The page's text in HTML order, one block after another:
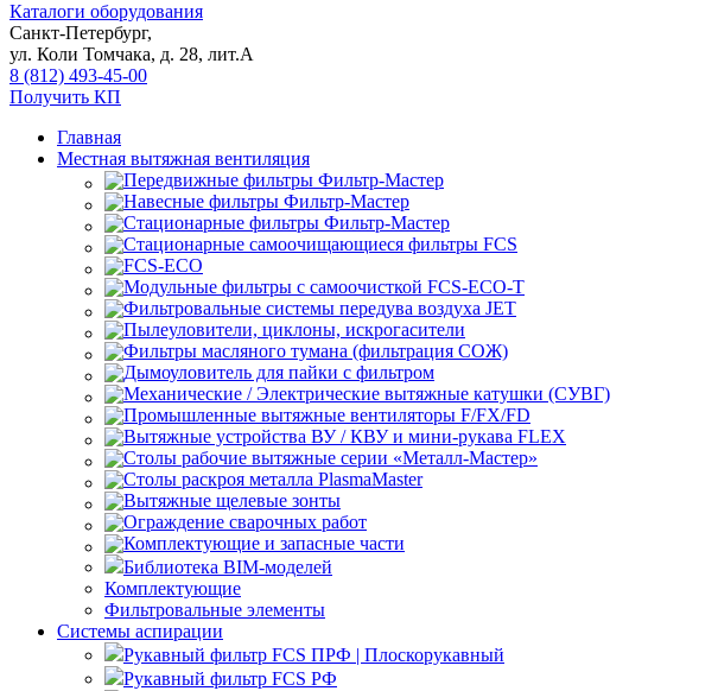
Каталоги оборудования
Санкт-Петербург,
ул. Коли Томчака, д. 28, лит.А
8 (812) 493-45-00
Получить КП
Главная
Местная вытяжная вентиляция
Передвижные
Навесные
Стационарные
Стационарные самоочищающиеся
FCS
FCS-ECO
Модульные
с самоочисткой FCS-ECO-T
Фильтровальные системы передува воздуха JET
Пылеуловители, циклоны, искрогасители
Фильтры масляного тумана (фильтрация СОЖ)
Дымоуловитель для пайки с фильтром
Механические / Электрические вытяжные катушки (СУВГ)
Промышленные вытяжные вентиляторы F/FX/FD
Вытяжные устройства ВУ / КВУ и мини-рукава FLEX
Столы рабочие вытяжные серии «Металл-Мастер»
Столы раскроя металла PlasmaMaster
Вытяжные щелевые зонты
Ограждение сварочных работ
Комплектующие и запасные части
Библиотека BIM-моделей
Комплектующие
Фильтровальные элементы
Системы аспирации
Рукавный фильтр FCS ПРФ | Плоскорукавный
Рукавный фильтр FCS РФ